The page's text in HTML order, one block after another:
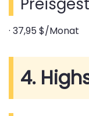
· 37,95 $/Monat
4.